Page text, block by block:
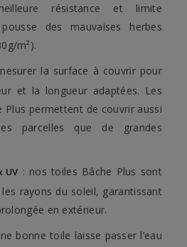
résistance et limite
des mauvaises herbes
m²).
la surface à couvrir pour
et la longueur adaptées. Les
Plus permettent de couvrir aussi
parcelles que de grandes
UV : nos toiles Bâche Plus sont
rayons du soleil, garantissant
en extérieur.
bonne toile laisse passer l’eau